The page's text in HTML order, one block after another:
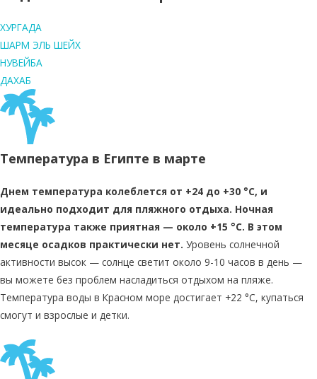
ХУРГАДА
ШАРМ ЭЛЬ ШЕЙХ
НУВЕЙБА
ДАХАБ
Температура в Египте в марте
Днем температура колеблется от +24 до +30 °C, и
идеально подходит для пляжного отдыха. Ночная
температура также приятная — около +15 °C. В этом
месяце осадков практически нет. Уровень солнечной
активности высок — солнце светит около 9-10 часов в день —
вы можете без проблем насладиться отдыхом на пляже.
Температура воды в Красном море достигает +22 °C, купаться
смогут и взрослые и детки.